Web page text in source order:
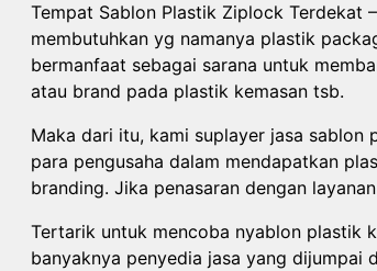
Tempat Sablon Plastik Ziplock Terdekat
membutuhkan yg namanya plastik
bermanfaat sebagai sarana untuk
atau brand pada plastik kemasan tsb.
Maka dari itu, kami suplayer jasa sablon
para pengusaha dalam mendapatkan
branding. Jika penasaran dengan
Tertarik untuk mencoba nyablon plastik
banyaknya penyedia jasa yang dijumpai